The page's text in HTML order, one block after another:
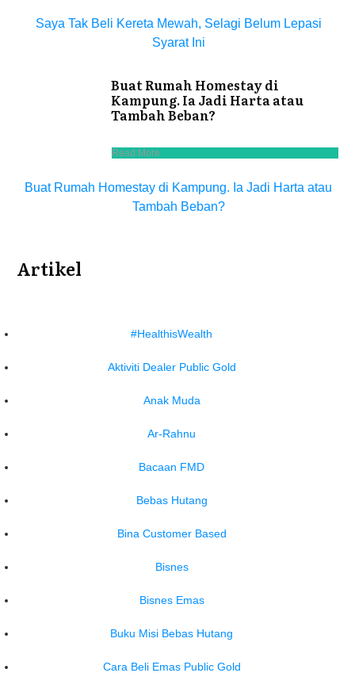
Saya Tak Beli Kereta Mewah, Selagi Belum Lepasi
Syarat Ini
Buat Rumah Homestay di
Kampung. Ia Jadi Harta atau
Tambah Beban?
Read More
Buat Rumah Homestay di Kampung. Ia Jadi Harta atau
Tambah Beban?
Artikel
#HealthisWealth
Aktiviti Dealer Public Gold
Anak Muda
Ar-Rahnu
Bacaan FMD
Bebas Hutang
Bina Customer Based
Bisnes
Bisnes Emas
Buku Misi Bebas Hutang
Cara Beli Emas Public Gold